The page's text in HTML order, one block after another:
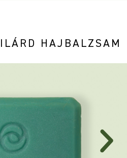
HAJBALZSAM